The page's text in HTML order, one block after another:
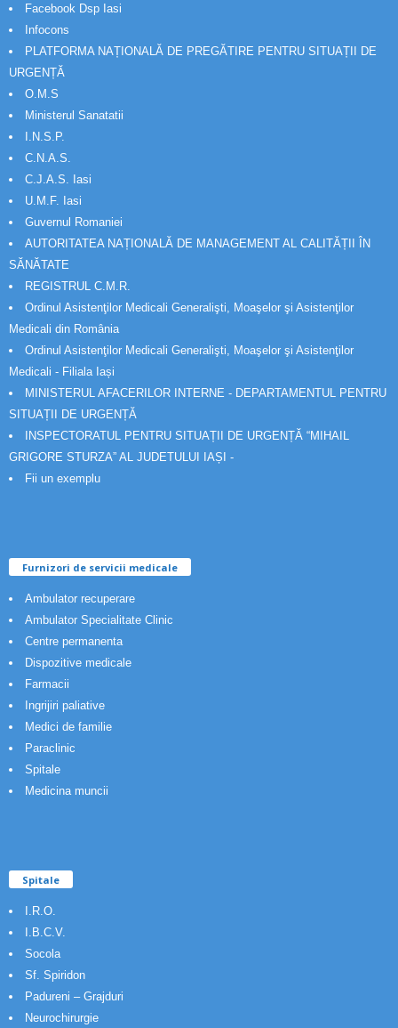
Facebook Dsp Iasi
Infocons
PLATFORMA NAȚIONALĂ DE PREGĂTIRE PENTRU SITUAȚII DE
URGENȚĂ
O.M.S
Ministerul Sanatatii
I.N.S.P.
C.N.A.S.
C.J.A.S. Iasi
U.M.F. Iasi
Guvernul Romaniei
AUTORITATEA NAȚIONALĂ DE MANAGEMENT AL CALITĂȚII ÎN
SĂNĂTATE
REGISTRUL C.M.R.
Ordinul Asistenţilor Medicali Generalişti, Moaşelor şi Asistenţilor
Medicali din România
Ordinul Asistenţilor Medicali Generalişti, Moaşelor şi Asistenţilor
Medicali - Filiala Iași
MINISTERUL AFACERILOR INTERNE - DEPARTAMENTUL PENTRU
SITUAȚII DE URGENȚĂ
INSPECTORATUL PENTRU SITUAȚII DE URGENȚĂ “MIHAIL
GRIGORE STURZA” AL JUDETULUI IAȘI -
Fii un exemplu
Furnizori de servicii medicale
Ambulator recuperare
Ambulator Specialitate Clinic
Centre permanenta
Dispozitive medicale
Farmacii
Ingrijiri paliative
Medici de familie
Paraclinic
Spitale
Medicina muncii
Spitale
I.R.O.
I.B.C.V.
Socola
Sf. Spiridon
Padureni – Grajduri
Neurochirurgie